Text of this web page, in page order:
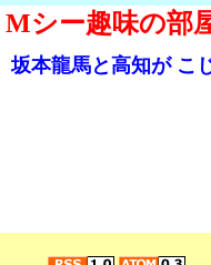
Mシー趣味の部
坂本龍馬と高知が こ